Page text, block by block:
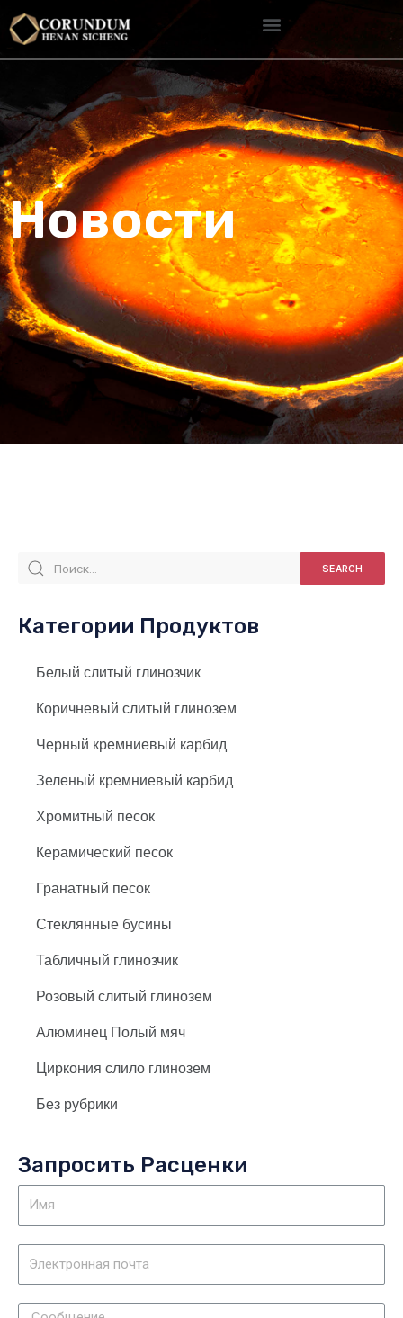
Новости
SEARCH
Категории Продуктов
Белый слитый глинозчик
Коричневый слитый глинозем
Черный кремниевый карбид
Зеленый кремниевый карбид
Хромитный песок
Керамический песок
Гранатный песок
Стеклянные бусины
Табличный глинозчик
Розовый слитый глинозем
Алюминец Полый мяч
Циркония слило глинозем
Без рубрики
Запросить Расценки